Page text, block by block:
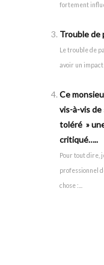
fortement
Trouble de
Le trouble de
avoir un impact
Ce
vis-à-vis de
toléré »
critiqué…..
Pour tout dire,
professionnel
chose :...